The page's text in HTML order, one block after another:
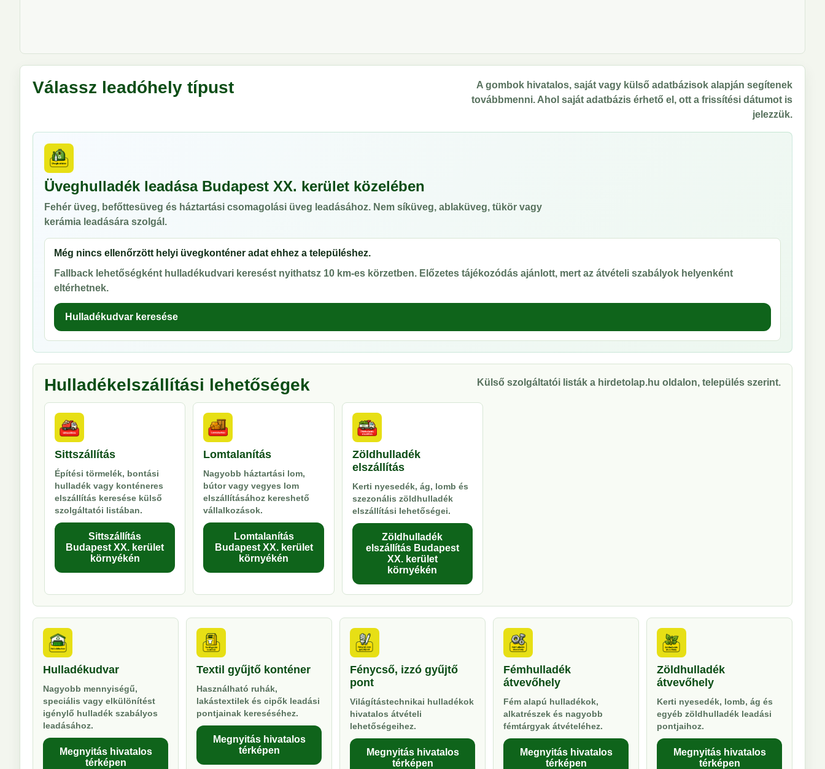
Válassz leadóhely típust
A gombok hivatalos, saját vagy külső adatbázisok alapján segítenek
továbbmenni. Ahol saját adatbázis érhető el, ott a frissítési dátumot is
jelezzük.
Üveghulladék leadása Budapest XX. kerület közelében
Fehér üveg, befőttesüveg és háztartási csomagolási üveg leadásához. Nem síküveg, ablaküveg, tükör vagy
kerámia leadására szolgál.
Még nincs ellenőrzött helyi üvegkonténer adat ehhez a településhez.
Fallback lehetőségként hulladékudvari keresést nyithatsz 10 km-es körzetben. Előzetes tájékozódás ajánlott, mert az átvételi szabályok helyenként
eltérhetnek.
Hulladékudvar keresése
Hulladékelszállítási lehetőségek Külső szolgáltatói listák a hirdetolap.hu oldalon, település szerint.
Sittszállítás
Építési törmelék, bontási
hulladék vagy konténeres
elszállítás keresése külső
szolgáltatói listában.
Sittszállítás
Budapest XX. kerület
környékén
Lomtalanítás
Nagyobb háztartási lom,
bútor vagy vegyes lom
elszállításához kereshető
vállalkozások.
Lomtalanítás
Budapest XX. kerület
környékén
Zöldhulladék
elszállítás
Kerti nyesedék, ág, lomb és
szezonális zöldhulladék
elszállítási lehetőségei.
Zöldhulladék
elszállítás Budapest
XX. kerület
környékén
Hulladékudvar
Nagyobb mennyiségű,
speciális vagy elkülönítést
igénylő hulladék szabályos
leadásához.
Megnyitás hivatalos
térképen
Textil gyűjtő konténer
Használható ruhák,
lakástextilek és cipők leadási
pontjainak kereséséhez.
Megnyitás hivatalos
térképen
Fénycső, izzó gyűjtő
pont
Világítástechnikai hulladékok
hivatalos átvételi
lehetőségeihez.
Megnyitás hivatalos
térképen
Fémhulladék
átvevőhely
Fém alapú hulladékok,
alkatrészek és nagyobb
fémtárgyak átvételéhez.
Megnyitás hivatalos
térképen
Zöldhulladék
átvevőhely
Kerti nyesedék, lomb, ág és
egyéb zöldhulladék leadási
pontjaihoz.
Megnyitás hivatalos
térképen